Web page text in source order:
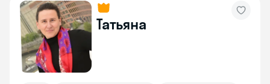
Татьяна